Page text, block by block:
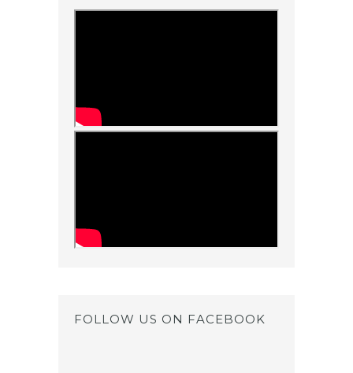
FOLLOW US ON FACEBOOK